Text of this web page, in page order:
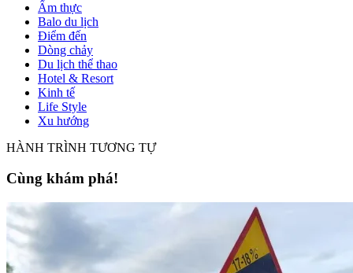
Ẩm thực
Balo du lịch
Điểm đến
Dòng chảy
Du lịch thể thao
Hotel & Resort
Kinh tế
Life Style
Xu hướng
HÀNH TRÌNH TƯƠNG TỰ
Cùng khám phá!